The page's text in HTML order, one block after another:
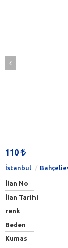
110
İstanbul
İlan No
İlan Tarihi
renk
Beden
Kumas